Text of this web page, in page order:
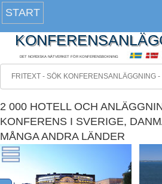
START
DET NORDISKA NÄTVERKET FÖR KONFERENSBOKNING
2 000 HOTELL OCH
KONFERENS I SVERIGE,
MÅNGA ANDRA LÄNDER